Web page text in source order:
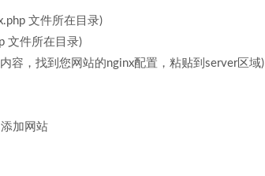
文件所在目录)
文件所在目录)
容，找到您网站的nginx配置，粘贴到server区域)
加网站